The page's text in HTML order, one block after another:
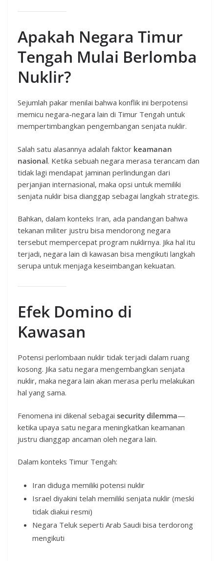
Apakah Negara Timur
Tengah Mulai Berlomba
Nuklir?
Sejumlah pakar menilai bahwa konflik ini berpotensi
memicu negara-negara lain di Timur Tengah untuk
mempertimbangkan pengembangan senjata nuklir.
Salah satu alasannya adalah faktor keamanan
nasional. Ketika sebuah negara merasa terancam dan
tidak lagi mendapat jaminan perlindungan dari
perjanjian internasional, maka opsi untuk memiliki
senjata nuklir bisa dianggap sebagai langkah strategis.
Bahkan, dalam konteks Iran, ada pandangan bahwa
tekanan militer justru bisa mendorong negara
tersebut mempercepat program nuklirnya. Jika hal itu
terjadi, negara lain di kawasan bisa mengikuti langkah
serupa untuk menjaga keseimbangan kekuatan.
Efek Domino di
Kawasan
Potensi perlombaan nuklir tidak terjadi dalam ruang
kosong. Jika satu negara mengembangkan senjata
nuklir, maka negara lain akan merasa perlu melakukan
hal yang sama.
Fenomena ini dikenal sebagai security dilemma—
ketika upaya satu negara meningkatkan keamanan
justru dianggap ancaman oleh negara lain.
Dalam konteks Timur Tengah:
Iran diduga memiliki potensi nuklir
Israel diyakini telah memiliki senjata nuklir (meski
tidak diakui resmi)
Negara Teluk seperti Arab Saudi bisa terdorong
mengikuti